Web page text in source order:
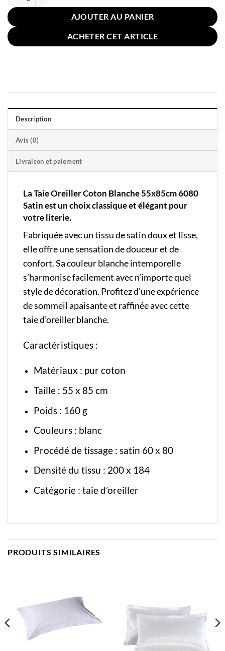
AJOUTER AU PANIER
ACHETER CET ARTICLE
Description
Avis (0)
Livraison et paiement
La Taie Oreiller Coton Blanche 55x85cm 6080
Satin est un choix classique et élégant pour
votre literie.
Fabriquée avec un tissu de satin doux et lisse,
elle offre une sensation de douceur et de
confort. Sa couleur blanche intemporelle
s’harmonise facilement avec n’importe quel
style de décoration. Profitez d’une expérience
de sommeil apaisante et raffinée avec cette
taie d’oreiller blanche.
Caractéristiques :
Matériaux : pur coton
Taille : 55 x 85 cm
Poids : 160 g
Couleurs : blanc
Procédé de tissage : satin 60 x 80
Densité du tissu : 200 x 184
Catégorie : taie d’oreiller
PRODUITS SIMILAIRES